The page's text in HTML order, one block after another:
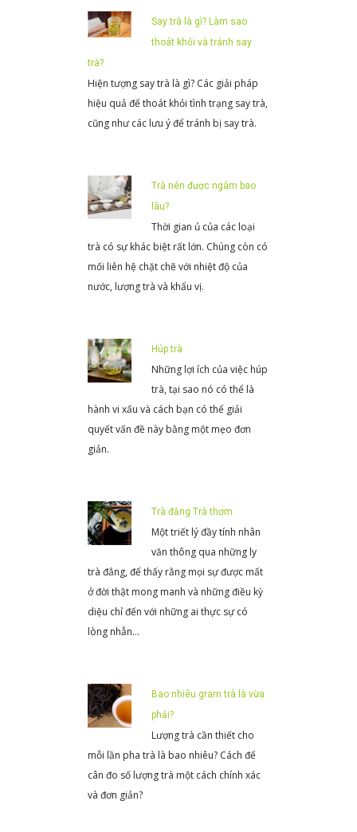
Say trà là gì? Làm sao
thoát khỏi và tránh say
trà?
Hiện tượng say trà là gì? Các giải pháp
hiệu quả để thoát khỏi tình trạng say trà,
cũng như các lưu ý để tránh bị say trà.
Trà nên được ngâm bao
lâu?
Thời gian ủ của các loại
trà có sự khác biệt rất lớn. Chúng còn có
mối liên hệ chặt chẽ với nhiệt độ của
nước, lượng trà và khẩu vị.
Húp trà
Những lợi ích của việc húp
trà, tại sao nó có thể là
hành vi xấu và cách bạn có thể giải
quyết vấn đề này bằng một mẹo đơn
giản.
Trà đắng Trà thơm
Một triết lý đầy tính nhân
văn thông qua những ly
trà đắng, để thấy rằng mọi sự được mất
ở đời thật mong manh và những điều kỳ
diệu chỉ đến với những ai thực sự có
lòng nhẫn…
Bao nhiêu gram trà là vừa
phải?
Lượng trà cần thiết cho
mỗi lần pha trà là bao nhiêu? Cách để
cân đo số lượng trà một cách chính xác
và đơn giản?